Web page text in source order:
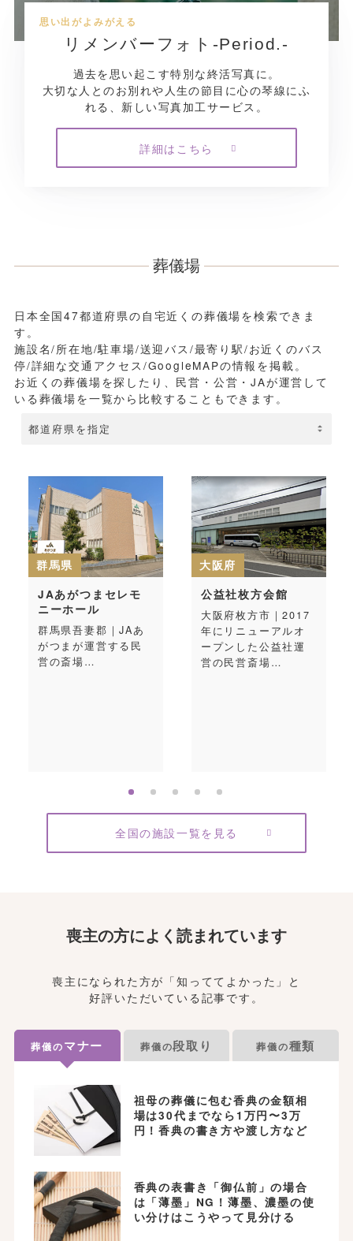
思い出がよみがえる
リメンバーフォト-Period.-
過去を思い起こす特別な終活写真に。
大切な人とのお別れや人生の節目に心の琴線にふ
れる、新しい写真加工サービス。
詳細はこちら
葬儀場
日本全国47都道府県の自宅近くの葬儀場を検索できま
す。
施設名/所在地/駐車場/送迎バス/最寄り駅/お近くのバス
停/詳細な交通アクセス/GoogleMAPの情報を掲載。
お近くの葬儀場を探したり、民営・公営・JAが運営して
いる葬儀場を一覧から比較することもできます。
群馬県
JAあがつまセレモ
ニーホール
群馬県吾妻郡｜JAあ
がつまが運営する民
営の斎場…
大阪府
公益社枚方会館
大阪府枚方市｜2017
年にリニューアルオ
ープンした公益社運
営の民営斎場…
全国の施設一覧を見る
喪主の方によく読まれています
喪主になられた方が「知っててよかった」と
好評いただいている記事です。
葬儀のマナー 葬儀の段取り 葬儀の種類
祖母の葬儀に包む香典の金額相
場は30代までなら1万円〜3万
円！香典の書き方や渡し方など
香典の表書き「御仏前」の場合
は「薄墨」NG！薄墨、濃墨の使
い分けはこうやって見分ける